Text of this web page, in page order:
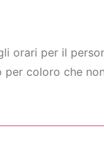
orari per il
coloro che